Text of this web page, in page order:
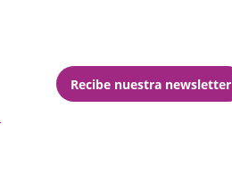
Recibe nuestra newsletter